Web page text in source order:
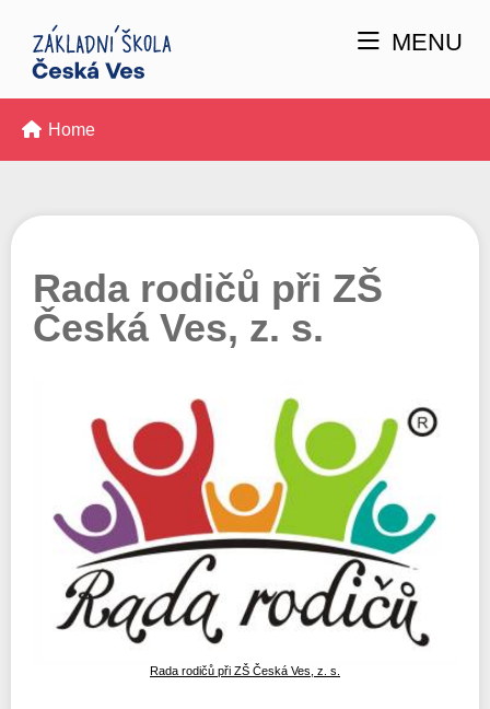
MENU
Home
Rada rodičů při ZŠ
Česká Ves, z. s.
Rada rodičů při ZŠ Česká Ves, z. s.